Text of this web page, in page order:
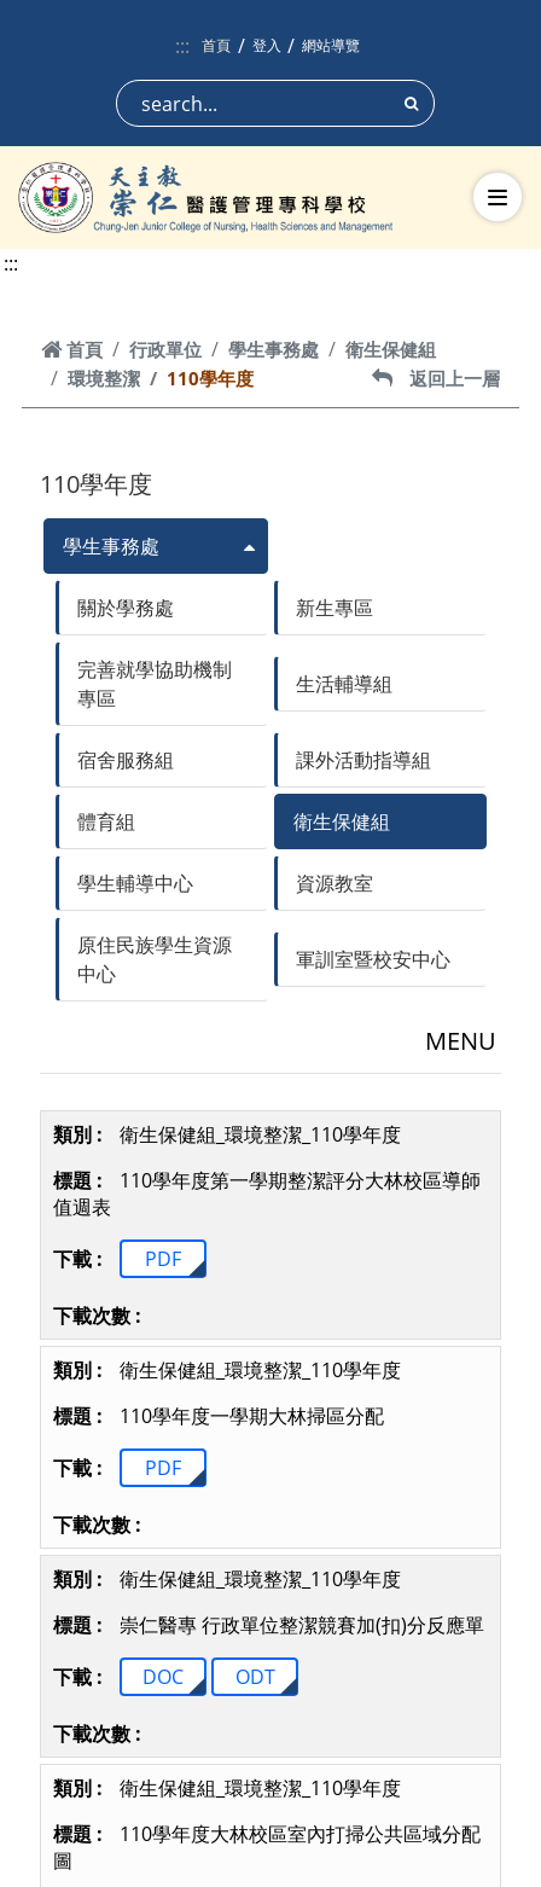
:::
首頁 登入 網站導覽
搜尋
切換
:::
首頁
首頁 行政單位 學生事務處
衛生保健組
環境整潔
110學年度 返回上一層
返回上一層
110學年度
學生事務處
關於學務處 新生專區
完善就學協助機制
專區
生活輔導組
宿舍服務組 課外活動指導組
體育組 衛生保健組
學生輔導中心 資源教室
原住民族學生資源
中心
軍訓室暨校安中心
MENU
衛生保健組_環境整潔_110學年度
110學年度第一學期整潔評分大林校區導師
值週表
PDF
衛生保健組_環境整潔_110學年度
110學年度一學期大林掃區分配
PDF
衛生保健組_環境整潔_110學年度
崇仁醫專 行政單位整潔競賽加(扣)分反應單
DOC
ODT
衛生保健組_環境整潔_110學年度
110學年度大林校區室內打掃公共區域分配
圖